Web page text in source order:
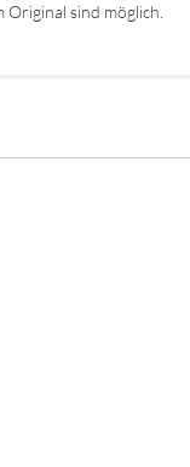
sind möglich.